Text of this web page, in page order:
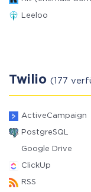
Leeloo
Twilio (177
ActiveCampaign
PostgreSQL
Google Drive
ClickUp
RSS